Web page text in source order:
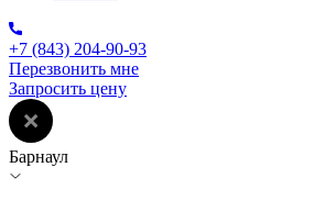
+7 (843) 204-90-93
Перезвонить мне
Запросить цену
Барнаул